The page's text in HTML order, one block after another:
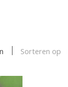
Sorteren op